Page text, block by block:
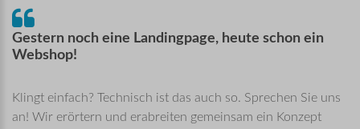
Gestern noch eine Landingpage, heute schon ein
Webshop!
Klingt einfach? Technisch ist das auch so. Sprechen Sie uns
an! Wir erörtern und erabreiten gemeinsam ein Konzept